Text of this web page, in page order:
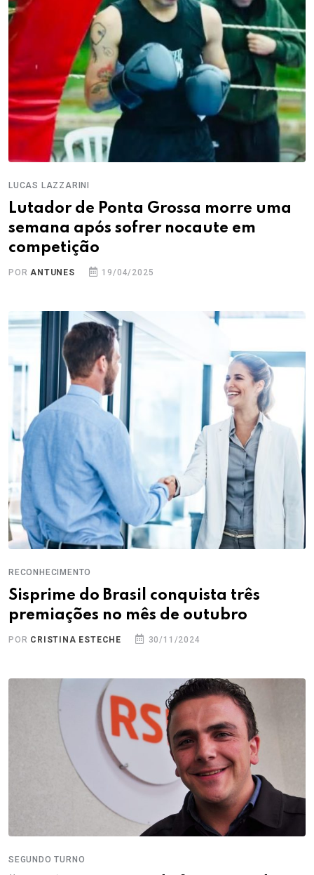
LUCAS LAZZARINI
Lutador de Ponta Grossa morre uma
semana após sofrer nocaute em
competição
POR ANTUNES 19/04/2025
RECONHECIMENTO
Sisprime do Brasil conquista três
premiações no mês de outubro
POR CRISTINA ESTECHE 30/11/2024
SEGUNDO TURNO